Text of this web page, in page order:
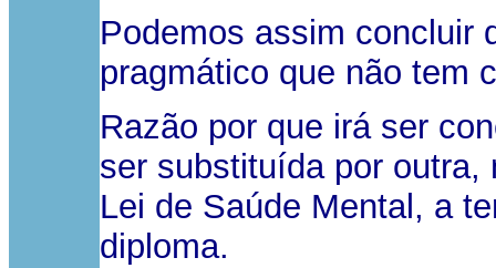
Podemos assim concluir
pragmático que não tem
Razão por que irá ser
ser substituída por outra,
Lei de Saúde Mental, a
diploma.